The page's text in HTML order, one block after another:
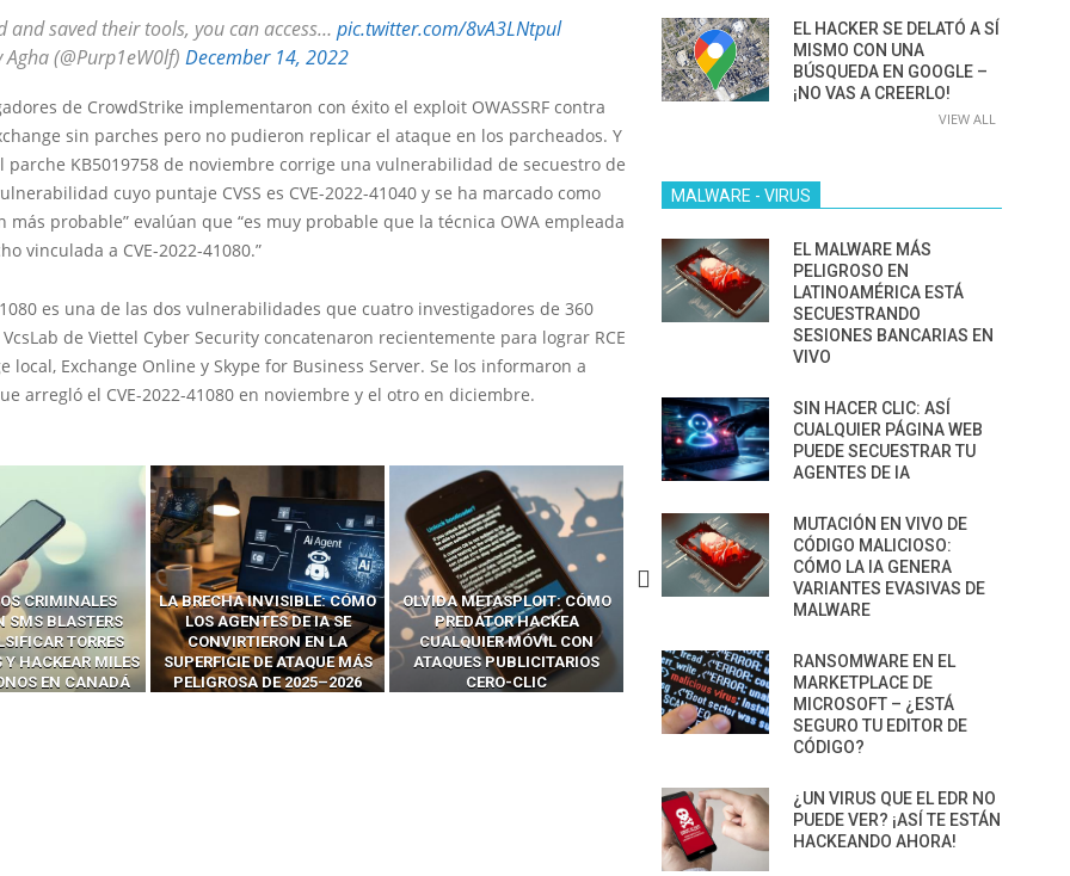
and saved their tools, you can access… pic.twitter.com/8vA3LNtpul
(@Purp1eW0lf) December 14, 2022
de CrowdStrike implementaron con éxito el exploit OWASSRF contra
sin parches pero no pudieron replicar el ataque en los parcheados. Y
parche KB5019758 de noviembre corrige una vulnerabilidad de secuestro de
cuyo puntaje CVSS es CVE-2022-41040 y se ha marcado como
más probable” evalúan que “es muy probable que la técnica OWA empleada
vinculada a CVE-2022-41080.”
es una de las dos vulnerabilidades que cuatro investigadores de 360
de Viettel Cyber ​​Security concatenaron recientemente para lograr RCE
local, Exchange Online y Skype for Business Server. Se los informaron a
arregló el CVE-2022-41080 en noviembre y el otro en diciembre.
INVISIBLE: CÓMO
DE IA SE
EN LA
DE ATAQUE MÁS
DE 2025–2026
OLVIDA METASPLOIT: CÓMO
PREDATOR HACKEA
CUALQUIER MÓVIL CON
ATAQUES PUBLICITARIOS
CERO-CLIC
CÓMO LOS HACKERS
INTERCEPTAN OTPS Y
LLAMADAS MÓVILES SIN
‘HACKEAR’ — EL INCREÍBLE
PODER DE LOS SIM BOXES”
13 TÉCNICAS
RIDÍCULAMENTE FÁCILES
NAVEGADORES DE IA
AGÉNTICA
CÓMO LOS HACKERS
EL HACKER SE DELATÓ A SÍ
MISMO CON UNA
BÚSQUEDA EN GOOGLE –
¡NO VAS A CREERLO!
VIEW ALL
MALWARE - VIRUS
EL MALWARE MÁS
PELIGROSO EN
LATINOAMÉRICA ESTÁ
SECUESTRANDO
SESIONES BANCARIAS EN
VIVO
SIN HACER CLIC: ASÍ
CUALQUIER PÁGINA WEB
PUEDE SECUESTRAR TU
AGENTES DE IA
MUTACIÓN EN VIVO DE
CÓDIGO MALICIOSO:
CÓMO LA IA GENERA
VARIANTES EVASIVAS DE
MALWARE
RANSOMWARE EN EL
MARKETPLACE DE
MICROSOFT – ¿ESTÁ
SEGURO TU EDITOR DE
CÓDIGO?
¿UN VIRUS QUE EL EDR NO
PUEDE VER? ¡ASÍ TE ESTÁN
HACKEANDO AHORA!